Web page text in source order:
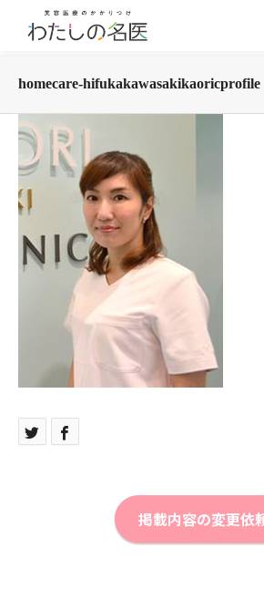
homecare-hifukakawasakikaoricprofile
掲載内容の変更依